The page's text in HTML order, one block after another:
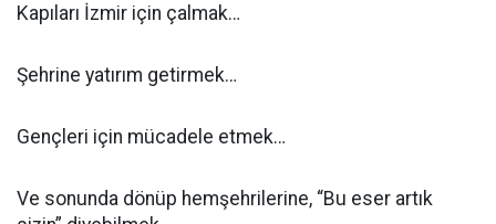
Kapıları İzmir için çalmak…
Şehrine yatırım getirmek…
Gençleri için mücadele etmek…
Ve sonunda dönüp hemşehrilerine, “Bu eser artık